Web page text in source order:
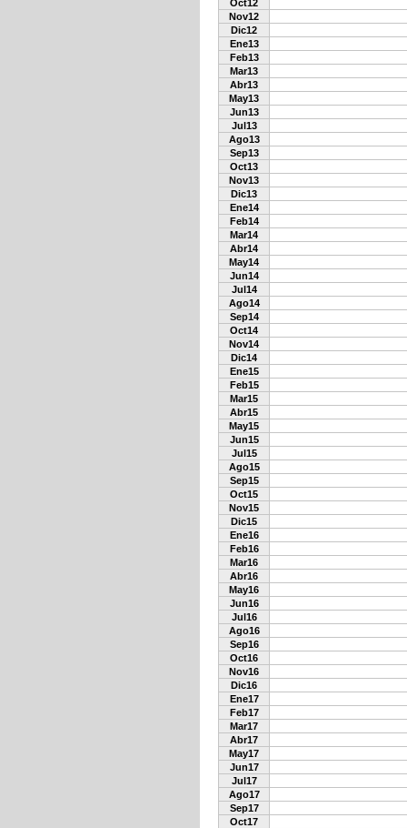
Oct12
Nov12
Dic12
Ene13
Feb13
Mar13
Abr13
May13
Jun13
Jul13
Ago13
Sep13
Oct13
Nov13
Dic13
Ene14
Feb14
Mar14
Abr14
May14
Jun14
Jul14
Ago14
Sep14
Oct14
Nov14
Dic14
Ene15
Feb15
Mar15
Abr15
May15
Jun15
Jul15
Ago15
Sep15
Oct15
Nov15
Dic15
Ene16
Feb16
Mar16
Abr16
May16
Jun16
Jul16
Ago16
Sep16
Oct16
Nov16
Dic16
Ene17
Feb17
Mar17
Abr17
May17
Jun17
Jul17
Ago17
Sep17
Oct17